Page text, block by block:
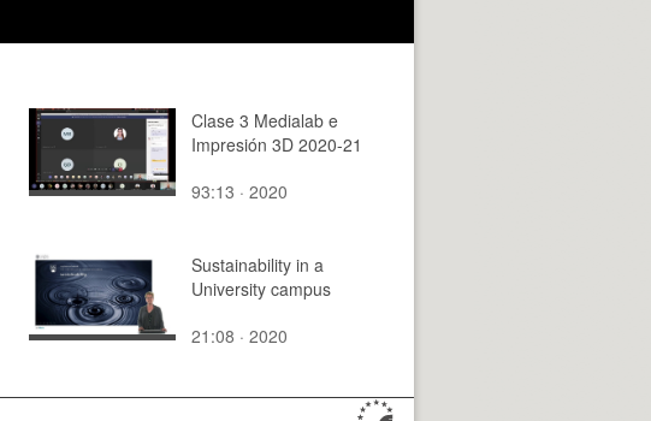
Clase 3 Medialab e
Impresión 3D 2020-21
93:13 · 2020
Sustainability in a
University campus
21:08 · 2020